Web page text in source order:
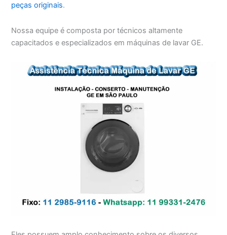
peças originais.
Nossa equipe é composta por técnicos altamente
capacitados e especializados em máquinas de lavar GE.